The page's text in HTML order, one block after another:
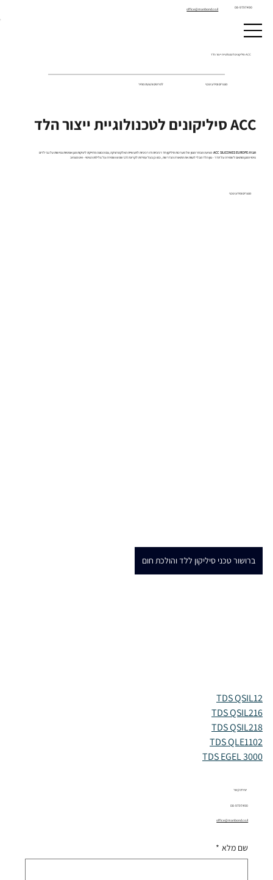
office@manbond.co.il 08-9797490
מוצרים ומידע טכני
ברושור טכני סיליקון ללד והולכת חום
TDS QSIL12
TDS QSIL216
TDS QSIL218
TDS QLE1102
TDS EGEL 3000
חברת ACC SILICONES EUROPE
מציעה מבחר מגוון של מערכות סיליקון חד רכיביות ודו רכיביות לתעשיית האלקטרוניקה ,עם הכוונה מדוייקת ליציקות מגן אופטיות גמישות על גבי לדים
ציפוי המגן מותאם לשמירה על תדר - גוון הלד מבלי לעוות את התאורה הנדרשת , כמו כן בעל עמידות לקרינת UV שמש ושמירה על צלילות הציפוי - אינו מצהיב
ACC סיליקונים לטכנולוגיית ייצור הלד
ACC סיליקונים לטכנולוגיית ייצור הלד
לפרטים והצעת מחיר מוצרים ומידע טכני
שם מלא *
יצירת קשר
08-9797490
office@manbond.co.il